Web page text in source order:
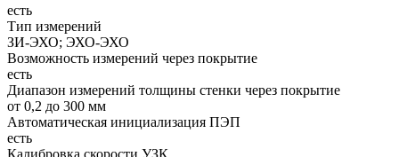
есть
Тип измерений
ЗИ-ЭХО; ЭХО-ЭХО
Возможность измерений через покрытие
есть
Диапазон измерений толщины стенки через покрытие
от 0,2 до 300 мм
Автоматическая инициализация ПЭП
есть
Калибровка скорости УЗК